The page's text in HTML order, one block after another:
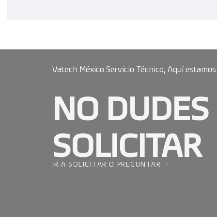
Vatech México Servicio Técnico, Aquí estamos
NO DUDES
SOLICITAR
IR A SOLICITAR O PREGUNTAR